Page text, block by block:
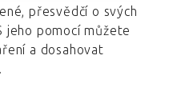
přesvědčí o svých
jeho pomocí můžete
a dosahovat